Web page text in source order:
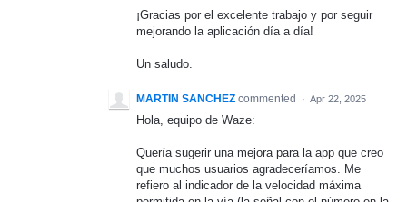
¡Gracias por el excelente trabajo y por seguir
mejorando la aplicación día a día!
Un saludo.
MARTIN SANCHEZ commented · Apr 22, 2025
Hola, equipo de Waze:
Quería sugerir una mejora para la app que creo
que muchos usuarios agradeceríamos. Me
refiero al indicador de la velocidad máxima